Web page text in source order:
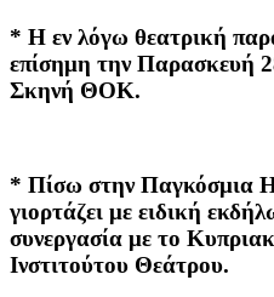
* Η εν λόγω θεατρική
επίσημη την Παρασκευή
Σκηνή ΘΟΚ.
* Πίσω στην Παγκόσμια
γιορτάζει με ειδική
συνεργασία με το
Ινστιτούτου Θεάτρου.